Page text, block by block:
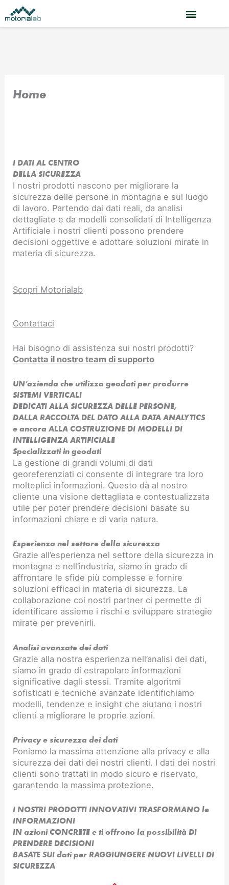
al
contenuto
Home
I DATI AL CENTRO
DELLA SICUREZZA
I nostri prodotti nascono per migliorare la
sicurezza delle persone in montagna e sul luogo
di lavoro. Partendo dai dati reali, da analisi
dettagliate e da modelli consolidati di Intelligenza
Artificiale i nostri clienti possono prendere
decisioni oggettive e adottare soluzioni mirate in
materia di sicurezza.
Scopri Motorialab
Contattaci
Hai bisogno di assistenza sui nostri prodotti?
Contatta il nostro team di supporto
UN’azienda che utilizza geodati per produrre
SISTEMI VERTICALI
DEDICATI ALLA SICUREZZA DELLE PERSONE,
DALLA RACCOLTA DEL DATO ALLA DATA ANALYTICS
e ancora ALLA COSTRUZIONE DI MODELLI DI
INTELLIGENZA ARTIFICIALE​
Specializzati in geodati
La gestione di grandi volumi di dati
georeferenziati ci consente di integrare tra loro
molteplici informazioni. Questo dà al nostro
cliente una visione dettagliata e contestualizzata
utile per poter prendere decisioni basate su
informazioni chiare e di varia natura.
Esperienza nel settore della sicurezza
Grazie all’esperienza nel settore della sicurezza in
montagna e nell’industria, siamo in grado di
affrontare le sfide più complesse e fornire
soluzioni efficaci in materia di sicurezza. La
collaborazione coi nostri partner ci permette di
identificare assieme i rischi e sviluppare strategie
mirate per prevenirli.
Analisi avanzate dei dati
Grazie alla nostra esperienza nell’analisi dei dati,
siamo in grado di estrapolare informazioni
significative dagli stessi. Tramite algoritmi
sofisticati e tecniche avanzate identifichiamo
modelli, tendenze e insight che aiutano i nostri
clienti a migliorare le proprie azioni.
Privacy e sicurezza dei dati
Poniamo la massima attenzione alla privacy e alla
sicurezza dei dati dei nostri clienti. I dati dei nostri
clienti sono trattati in modo sicuro e riservato,
garantendo la massima protezione.
I NOSTRI PRODOTTI INNOVATIVI TRASFORMANO le
INFORMAZIONI
IN azioni CONCRETE e ti offrono la possibilità DI
PRENDERE DECISIONI
BASATE SUI dati per RAGGIUNGERE NUOVI LIVELLI DI
SICUREZZA